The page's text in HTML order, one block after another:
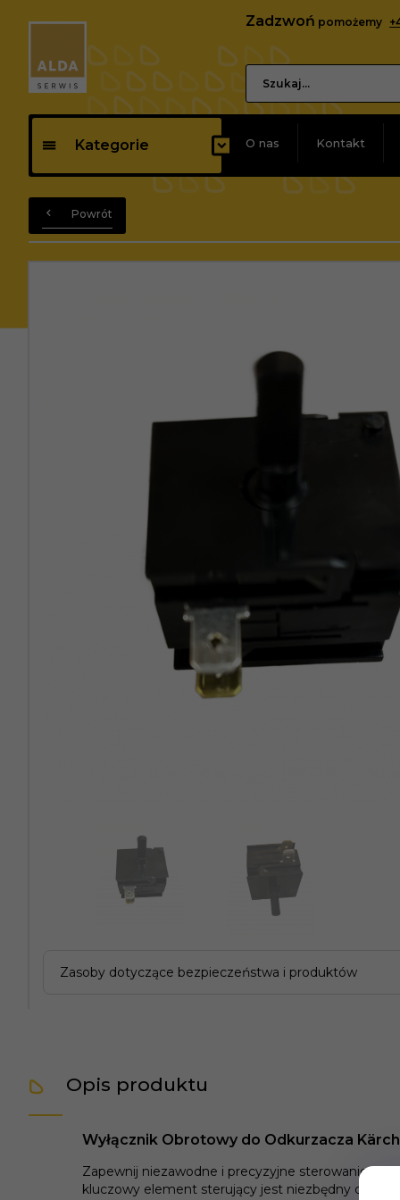
Zadzwoń pomożemy
Kategorie O nas Kontakt
Powrót
Zasoby dotyczące bezpieczeństwa i produktów
Opis produktu
Wyłącznik Obrotowy do Odkurzacza
Zapewnij niezawodne i precyzyjne sterowanie
kluczowy element sterujący jest niezbędny do